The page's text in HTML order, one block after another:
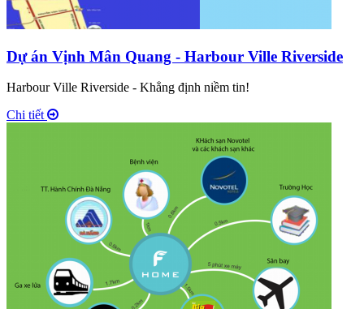
Dự án Vịnh Mân Quang - Harbour Ville Riverside
Harbour Ville Riverside - Khẳng định niềm tin!
Chi tiết